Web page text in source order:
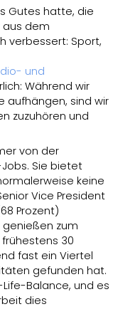
Gutes hatte, die
aus dem
verbessert: Sport,
und
Während wir
aufhängen, sind wir
zuzuhören und
von der
Sie bietet
keine
Vice President
Prozent)
zum
30
fast ein Viertel
gefunden hat.
Balance, und es
dies